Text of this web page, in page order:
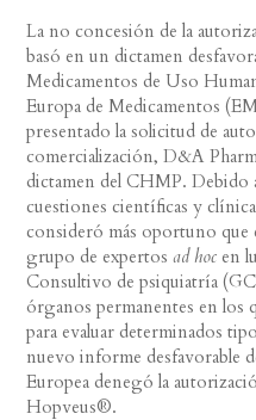
La no concesión de la
basó en un dictamen
Medicamentos de Uso
Europa de Medicamentos
presentado la solicitud de
comercialización, D&A
dictamen del CHMP. Debido
cuestiones científicas y
consideró más oportuno que
grupo de expertos ad hoc en
Consultivo de psiquiatría
órganos permanentes en los
para evaluar determinados
nuevo informe desfavorable
Europea denegó la
Hopveus®.